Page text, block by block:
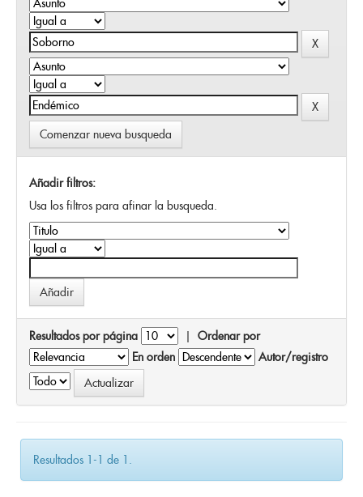
Comenzar nueva busqueda
Añadir filtros:
Usa los filtros para afinar la busqueda.
Resultados por página | Ordenar por
En orden
Autor/registro
Resultados 1-1 de 1.